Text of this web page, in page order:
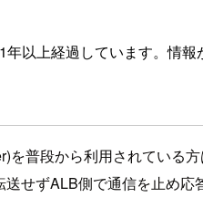
年以上経過しています。情
を普段から利用されている
せずALB側で通信を止め応